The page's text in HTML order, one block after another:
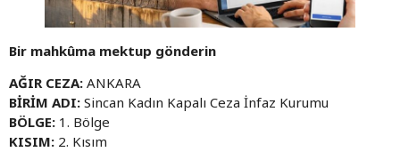
Bir mahkûma mektup gönderin
AĞIR CEZA: ANKARA
BİRİM ADI: Sincan Kadın Kapalı Ceza İnfaz Kurumu
BÖLGE: 1. Bölge
KISIM: 2. Kısım